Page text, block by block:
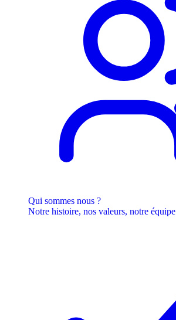
Qui sommes nous ?
Notre histoire, nos valeurs, notre équipe